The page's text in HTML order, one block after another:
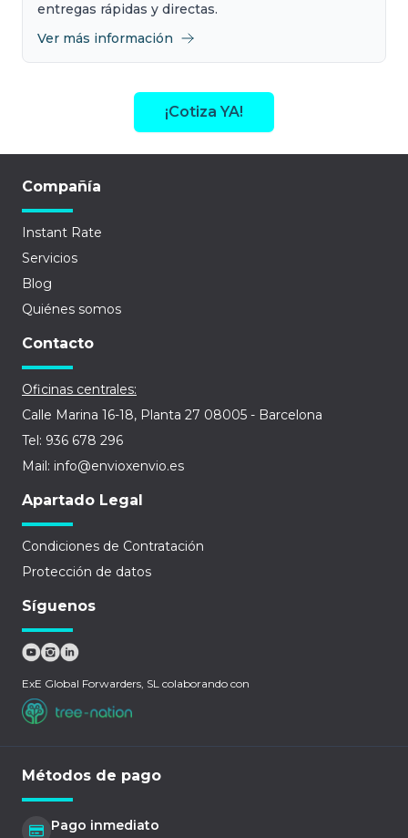
entregas rápidas y directas.
Ver más información
¡Cotiza YA!
Compañía
Instant Rate
Servicios
Blog
Quiénes somos
Contacto
Oficinas centrales:
Calle Marina 16-18, Planta 27 08005 - Barcelona
Tel: 936 678 296
Mail: info@envioxenvio.es
Apartado Legal
Condiciones de Contratación
Protección de datos
Síguenos
ExE Global Forwarders, SL colaborando con
Métodos de pago
Pago inmediato